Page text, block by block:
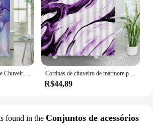
Roxo Mármore Cortina de Chuveiro, Lavanda Abstrato, Tecido Dourado, Cortinas De Banho, Ombre Moderno, Aquarela Ink Art, Casa Banho Set Decor Cortinas de chuveiro de mármore preto abstrato, pano geométrico moderno, cortina de banho, arte design criativo, casa decoração do banheiro com ganchos
R$44,89
found in the Conjuntos de acessórios